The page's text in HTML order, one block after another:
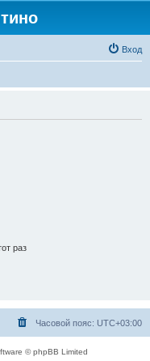
Вход
раз
Часовой пояс: UTC+03:00
© phpBB Limited